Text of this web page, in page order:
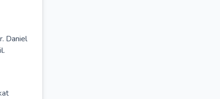
Daniel